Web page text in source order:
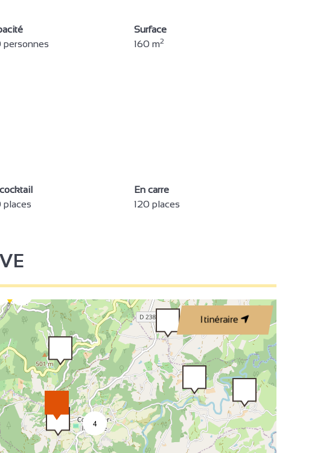
personnes
Surface
160 m2
places
En carre
120 places
Itinéraire
4
2